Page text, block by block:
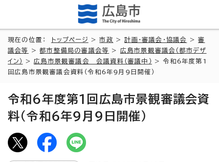
現在の位置： トップページ >市政 >計画・審議会・協議会 >審
議会等
>都市整備局の審議会等 > 広島市景観審議会（都市デザ
イン）
>広島市景観審議会 会議資料（審議中）
> 令和6年度第1
回広島市景観審議会資料（令和6年9月9日開催）
令和6年度第1回広島市景観審議会資
料（令和6年9月9日開催）